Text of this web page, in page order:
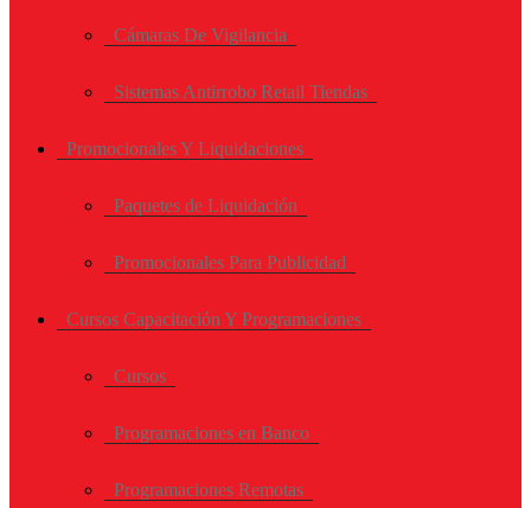
Cámaras De Vigilancia
Sistemas Antirrobo Retail Tiendas
Promocionales Y Liquidaciones
Paquetes de Liquidación
Promocionales Para Publicidad
Cursos Capacitación Y Programaciones
Cursos
Programaciones en Banco
Programaciones Remotas